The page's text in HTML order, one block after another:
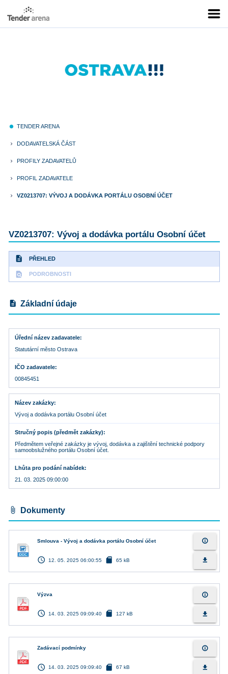
fiber_manual_record TENDER ARENA
keyboard_arrow_right DODAVATELSKÁ ČÁST
keyboard_arrow_right PROFILY ZADAVATELŮ
keyboard_arrow_right PROFIL ZADAVATELE
keyboard_arrow_right VZ0213707: VÝVOJ A DODÁVKA PORTÁLU OSOBNÍ ÚČET
VZ0213707: Vývoj a dodávka portálu Osobní účet
description PŘEHLED
find_in_page PODROBNOSTI
description Základní údaje
Úřední název zadavatele
Statutární město Ostrava
IČO zadavatele
00845451
Název zakázky
Vývoj a dodávka portálu Osobní účet
Stručný popis (předmět zakázky)
Předmětem veřejné zakázky je vývoj, dodávka a zajištění technické podpory
samoobslužného portálu Osobní účet.
Lhůta pro podání nabídek
21. 03. 2025 09:00:00
attach_file Dokumenty
Smlouva - Vývoj a dodávka portálu Osobní účet
access_time 12. 05. 2025 06:00:55 sd_card 65 kB
info_outline
file_download
Výzva
access_time 14. 03. 2025 09:09:40 sd_card 127 kB
info_outline
file_download
Zadávací podmínky
access_time 14. 03. 2025 09:09:40 sd_card 67 kB
info_outline
file_download